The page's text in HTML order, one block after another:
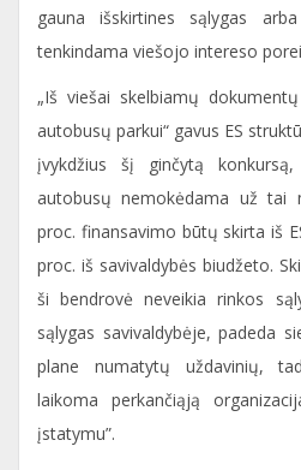
gauna išskirtines sąlygas
tenkindama viešojo intereso
„Iš viešai skelbiamų
autobusų parkui“ gavus ES
įvykdžius šį ginčytą
autobusų nemokėdama už tai
proc. finansavimo būtų skirta iš
proc. iš savivaldybės biudžeto.
ši bendrovė neveikia rinkos
sąlygas savivaldybėje, padeda
plane numatytų uždavinių,
laikoma perkančiąją
įstatymu”.